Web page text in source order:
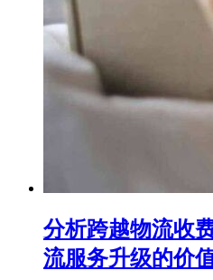
分析跨越物流收
流服务升级的价